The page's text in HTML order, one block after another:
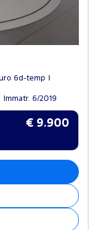
6d-temp
Immatr. 6/2019
€ 9.900